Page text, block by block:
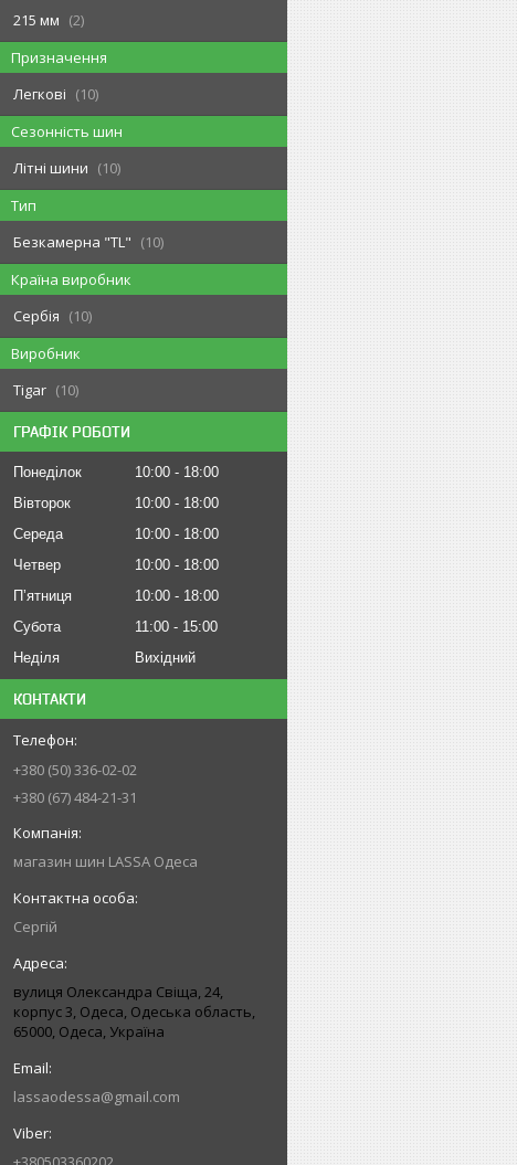
215 мм
2
Призначення
Легкові
10
Сезонність шин
Літні шини
10
Тип
Безкамерна "TL"
10
Країна виробник
Сербія
10
Виробник
Tigar
10
ГРАФІК РОБОТИ
Понеділок 10:00
18:00
Вівторок
10:00
18:00
Середа
10:00
18:00
Четвер
10:00
18:00
Пʼятниця
10:00
18:00
Субота
11:00
15:00
Неділя
Вихідний
КОНТАКТИ
+380 (50) 336-02-02
+380 (67) 484-21-31
магазин шин LASSA Одеса
Сергій
вулиця Олександра Свіща, 24,
корпус 3, Одеса, Одеська область,
65000, Одеса, Україна
lassaodessa@gmail.com